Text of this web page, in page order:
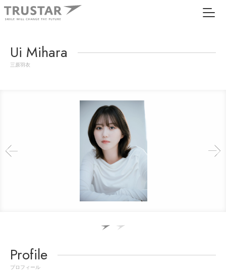
Ui Mihara
三原羽衣
Profile
プロフィール